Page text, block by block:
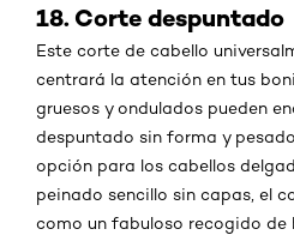
18. Corte despuntado
Este corte de cabello
centrará la atención en tus
gruesos y ondulados pueden
despuntado sin forma y
opción para los cabellos
peinado sencillo sin capas, el
como un fabuloso recogido